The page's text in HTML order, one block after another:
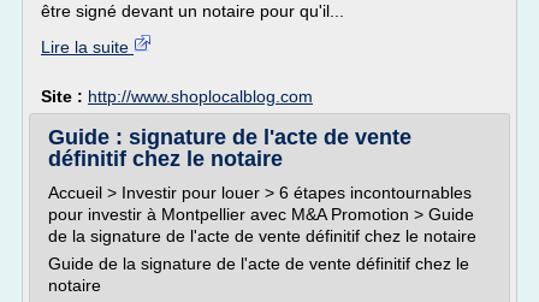
être signé devant un notaire pour qu'il...
Lire la suite
Site : http://www.shoplocalblog.com
Guide : signature de l'acte de vente
définitif chez le notaire
Accueil > Investir pour louer > 6 étapes incontournables
pour investir à Montpellier avec M&A Promotion > Guide
de la signature de l'acte de vente définitif chez le notaire
Guide de la signature de l'acte de vente définitif chez le
notaire